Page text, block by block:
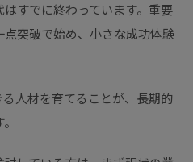
すでに終わっています。重要
突破で始め、小さな成功体験
人材を育てることが、長期的